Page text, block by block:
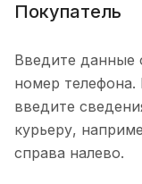
Покупатель
Введите данные
номер телефона.
введите
курьеру,
справа налево.